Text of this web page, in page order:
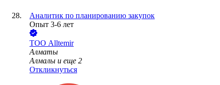
Аналитик по планированию закупок
Опыт 3-6 лет
ТОО Alltemir
Алматы
Алмалы и еще 2
Откликнуться